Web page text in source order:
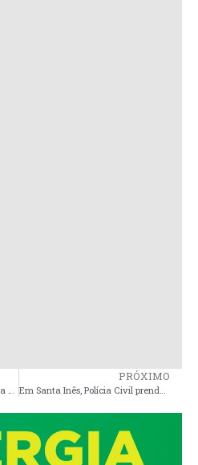
PRÓXIMO